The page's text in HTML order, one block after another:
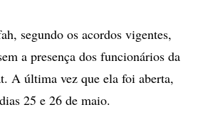
segundo os acordos vigentes,
a presença dos funcionários da
A última vez que ela foi aberta,
25 e 26 de maio.